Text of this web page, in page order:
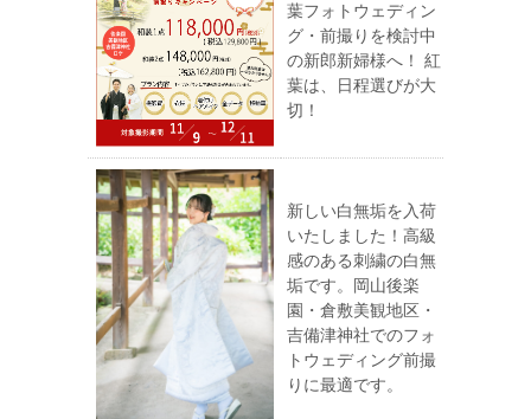
葉フォトウェディン
グ・前撮りを検討中
の新郎新婦様へ！ 紅
葉は、日程選びが大
切！
新しい白無垢を入荷
いたしました！高級
感のある刺繍の白無
垢です。岡山後楽
園・倉敷美観地区・
吉備津神社でのフォ
トウェディング前撮
りに最適です。